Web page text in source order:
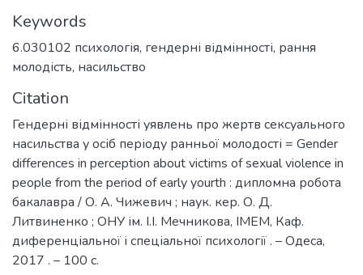
Keywords
6.030102 психологія, гендерні відмінності, рання
молодість, насильство
Citation
Гендерні відмінності уявлень про жертв сексуального
насильства у осіб періоду ранньої молодості = Gender
differences in perception about victims of sexual violence in
people from the period of early yourth : дипломна робота
бакалавра / О. А. Чижевич ; наук. кер. О. Д.
Литвиненко ; ОНУ ім. І.І. Мечникова, ІМЕМ, Каф.
диференціальної і спеціальної психології . – Одеса,
2017 . – 100 c.